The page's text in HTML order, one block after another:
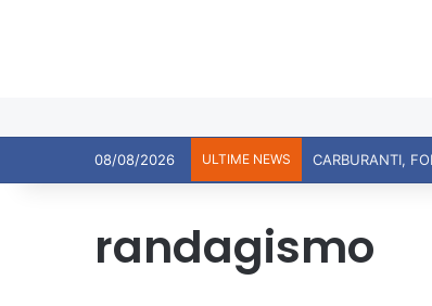
08/08/2026 ULTIME NEWS
randagismo